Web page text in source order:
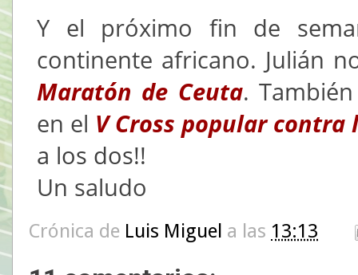
Y el próximo fin de
continente africano. Julián
Maratón de Ceuta.
en el V Cross popular contra
a los dos!!
Un saludo
Crónica de Luis Miguel a las 13:13